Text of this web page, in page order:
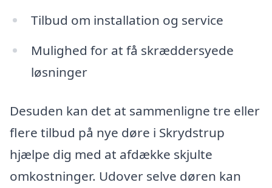
Tilbud om installation og service
Mulighed for at få skræddersyede
løsninger
Desuden kan det at sammenligne tre eller
flere tilbud på nye døre i Skrydstrup
hjælpe dig med at afdække skjulte
omkostninger. Udover selve døren kan